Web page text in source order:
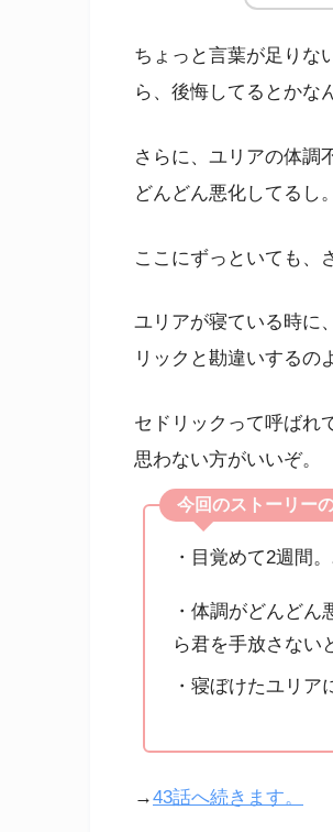
ちょっと言葉が足りな
ら、後悔してるとかな
さらに、ユリアの体調
どんどん悪化してるし。
ここにずっといても、
ユリアが寝ている時に
リックと勘違いするの
セドリックって呼ばれ
思わない方がいいぞ。
今回のストーリー
・目覚めて2週間
・体調がどんど
ら君を手放さない
・寝ぼけたユリ
→43話へ続きます。